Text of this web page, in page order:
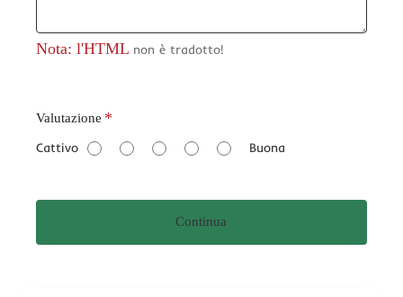
Nota: l'HTML non è tradotto!
V
l
t
z
Valutazione
Cattivo Buona
Continua